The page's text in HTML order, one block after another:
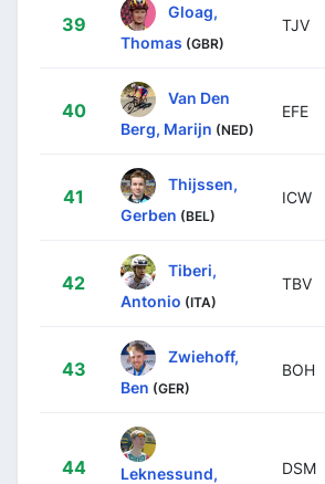
39
Gloag,
Thomas (GBR)
TJV
40
Van Den
Berg, Marijn (NED)
EFE
41
Thijssen,
Gerben (BEL)
ICW
42
Tiberi,
Antonio (ITA)
TBV
43
Zwiehoff,
Ben (GER)
BOH
44
Leknessund,
DSM